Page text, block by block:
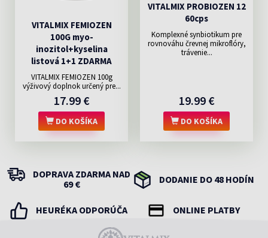
VITALMIX FEMIOZEN
100G myo-
inozitol+kyselina
listová 1+1 ZDARMA
VITALMIX FEMIOZEN 100g
výživový doplnok určený pre...
17.99 €
DO KOŠÍKA
VITALMIX PROBIOZEN 12
60cps
Komplexné synbiotikum pre
rovnováhu črevnej mikroflóry,
trávenie...
19.99 €
DO KOŠÍKA
DOPRAVA ZDARMA NAD
69 €
DODANIE DO 48 HODÍN
HEURÉKA ODPORÚČA ONLINE PLATBY